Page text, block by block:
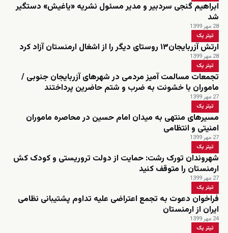
ابراهیم گنجی سردبیر و مدیر مسئول نشریه «یاغیش» دستگیر
شد
28 مهر 1399
تیتر یک
ارتش آزربایجان۱۳ روستای دیگر را از اشغال ارمنستان آزاد کرد
28 مهر 1399
تیتر یک
تجمعات مسالمت آمیز مردمی در شهرهای آزربایجان جنوبی /
ماموران با خشونت به ضرب و شتم حاضرین پرداختند
27 مهر 1399
تیتر یک
مسیرهای منتهی به میدان امام حسین در محاصره ماموران
امنیتی و انتظامی
27 مهر 1399
تیتر یک
شهروندان تورک رشت: حمایت از دولت تروریستی و کودک کش
ارمنستان را متوقف کنید
27 مهر 1399
تیتر یک
فراخوان دعوت به تجمع اعتراضی علیه تداوم پشتیبانی نظامی
ایران از ارمنستان
24 مهر 1399
تیتر یک